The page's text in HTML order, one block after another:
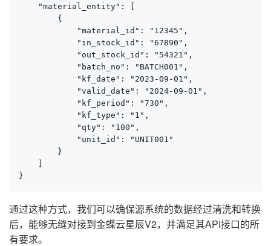
    "material_entity": [
        {
            "material_id": "12345",
            "in_stock_id": "67890",
            "out_stock_id": "54321",
            "batch_no": "BATCH001",
            "kf_date": "2023-09-01",
            "valid_date": "2024-09-01",
            "kf_period": "730",
            "kf_type": "1",
            "qty": "100",
            "unit_id": "UNIT001"
        }
    ]
}
通过这种方式，我们可以确保源系统的数据经过清洗和转换
后，能够无缝对接到金蝶云星辰V2，并满足其API接口的所
有要求。